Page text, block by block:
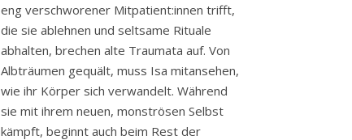
eng verschworener Mitpatient:innen trifft,
die sie ablehnen und seltsame Rituale
abhalten, brechen alte Traumata auf. Von
Albträumen gequält, muss Isa mitansehen,
wie ihr Körper sich verwandelt. Während
sie mit ihrem neuen, monströsen Selbst
kämpft, beginnt auch beim Rest der